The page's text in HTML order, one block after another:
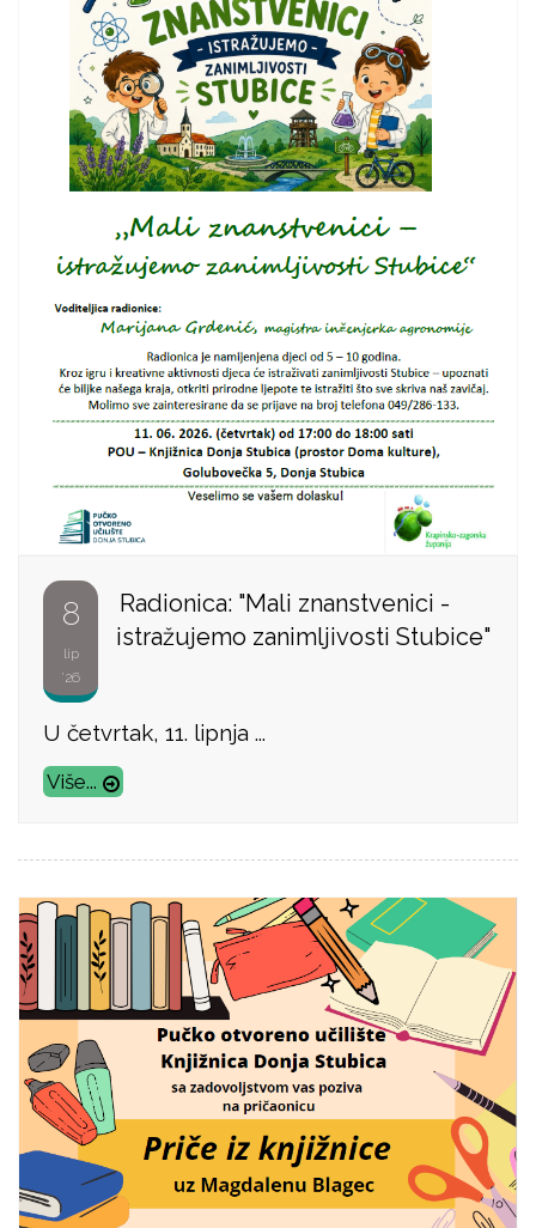
8
lip
'26
Radionica: "Mali znanstvenici -
istražujemo zanimljivosti Stubice"
U četvrtak, 11. lipnja ...
Više...